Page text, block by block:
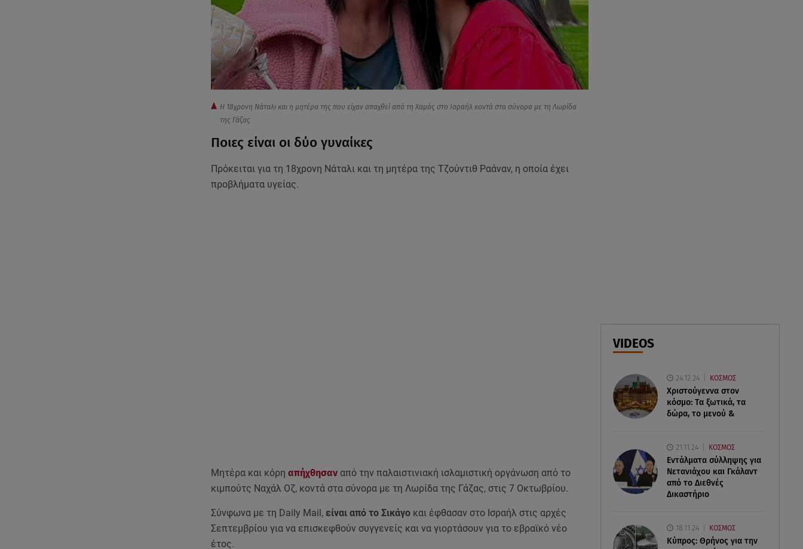
09.08.26 , 10:13
Αυγούστου - «Καρφίτσα δεν
πέφτει» στα λιμάνια
VIDEOS
24.12.24 ΚΟΣΜΟΣ
Χριστούγεννα στον
κόσμο: Tα ξωτικά, τα
δώρα, το μενού &
21.11.24 ΚΟΣΜΟΣ
Εντάλματα σύλληψης για
Νετανιάχου και Γκάλαντ
από το Διεθνές
Δικαστήριο
18.11.24 ΚΟΣΜΟΣ
Κύπρος: Θρήνος για την
Η 18χρονη Νάταλι και η μητέρα της που είχαν απαχθεί από τη Χαμάς στο Ισραήλ κοντά στα σύνορα με τη Λωρίδα
της Γάζας
Ποιες είναι οι δύο γυναίκες
Πρόκειται για τη 18χρονη Νάταλι και τη μητέρα της Τζούντιθ Ραάναν, η οποία έχει
προβλήματα υγείας.
Μητέρα και κόρη απήχθησαν από την παλαιστινιακή ισλαμιστική οργάνωση από το
κιμπούτς Ναχάλ Οζ, κοντά στα σύνορα με τη Λωρίδα της Γάζας, στις 7 Οκτωβρίου.
Σύνφωνα με τη Daily Mail, είναι από το Σικάγο και έφθασαν στο Ισραήλ στις αρχές
Σεπτεμβρίου για να επισκεφθούν συγγενείς και να γιορτάσουν για το εβραϊκό νέο
έτος.